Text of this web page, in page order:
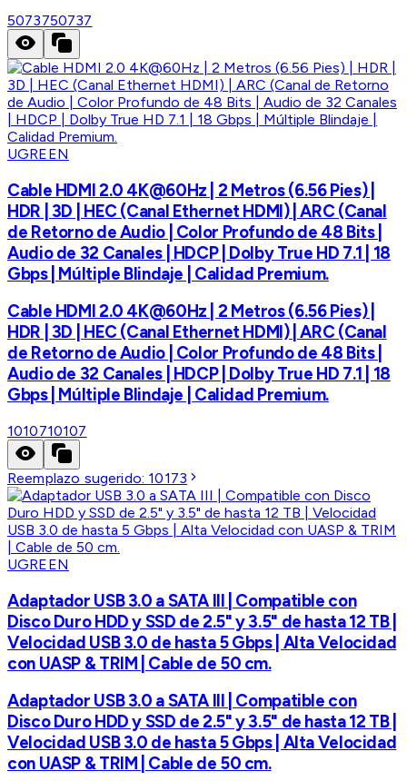
5073750737
UGREEN
Cable HDMI 2.0 4K@60Hz | 2 Metros (6.56 Pies) |
HDR | 3D | HEC (Canal Ethernet HDMI) | ARC (Canal
de Retorno de Audio | Color Profundo de 48 Bits |
Audio de 32 Canales | HDCP | Dolby True HD 7.1 | 18
Gbps | Múltiple Blindaje | Calidad Premium.
Cable HDMI 2.0 4K@60Hz | 2 Metros (6.56 Pies) |
HDR | 3D | HEC (Canal Ethernet HDMI) | ARC (Canal
de Retorno de Audio | Color Profundo de 48 Bits |
Audio de 32 Canales | HDCP | Dolby True HD 7.1 | 18
Gbps | Múltiple Blindaje | Calidad Premium.
1010710107
Reemplazo sugerido: 10173
UGREEN
Adaptador USB 3.0 a SATA III | Compatible con
Disco Duro HDD y SSD de 2.5" y 3.5" de hasta 12 TB |
Velocidad USB 3.0 de hasta 5 Gbps | Alta Velocidad
con UASP & TRIM | Cable de 50 cm.
Adaptador USB 3.0 a SATA III | Compatible con
Disco Duro HDD y SSD de 2.5" y 3.5" de hasta 12 TB |
Velocidad USB 3.0 de hasta 5 Gbps | Alta Velocidad
con UASP & TRIM | Cable de 50 cm.